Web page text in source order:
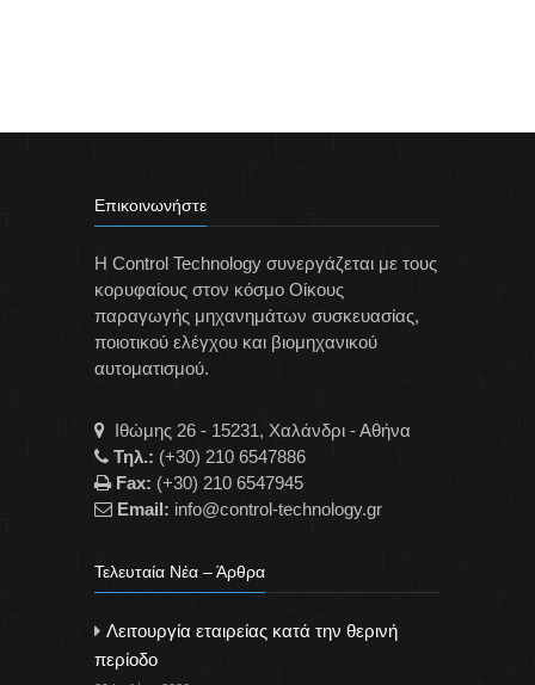
Επικοινωνήστε
Η Control Technology συνεργάζεται με τους
κορυφαίους στον κόσμο Οίκους
παραγωγής μηχανημάτων συσκευασίας,
ποιοτικού ελέγχου και βιομηχανικού
αυτοματισμού.
Ιθώμης 26 - 15231, Χαλάνδρι - Αθήνα
Τηλ.: (+30) 210 6547886
Fax: (+30) 210 6547945
Email: info@control-technology.gr
Τελευταία Νέα – Άρθρα
Λειτουργία εταιρείας κατά την θερινή
περίοδο